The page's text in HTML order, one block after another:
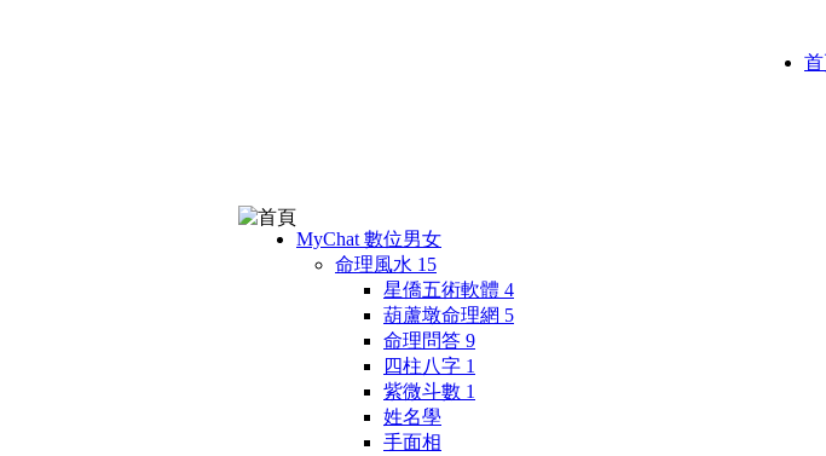
MyChat 數位男女
命理風水 15
星僑五術軟體 4
葫蘆墩命理網 5
命理問答 9
四柱八字 1
紫微斗數 1
姓名學
手面相